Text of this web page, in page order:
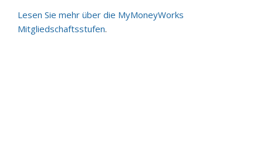
Lesen Sie mehr über die MyMoneyWorks
Mitgliedschaftsstufen.